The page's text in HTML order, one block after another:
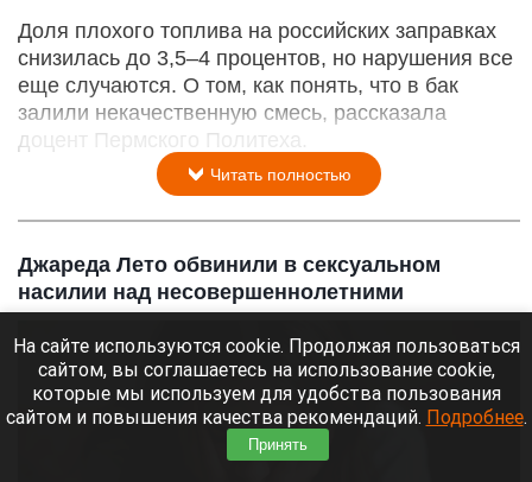
Канистры. Бензин.
altapress.ru
29 июля 2026 в 22:20
Доля плохого топлива на российских заправках
снизилась до 3,5–4 процентов, но нарушения все
еще случаются. О том, как понять, что в бак
залили некачественную смесь, рассказала
доцент Пермского Политеха.
На сайте используются cookie. Продолжая пользоваться
сайтом, вы соглашаетесь на использование cookie,
которые мы используем для удобства пользования
сайтом и повышения качества рекомендаций. Подробнее.
Принять